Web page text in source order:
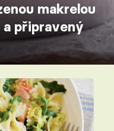
makrelou
připravený